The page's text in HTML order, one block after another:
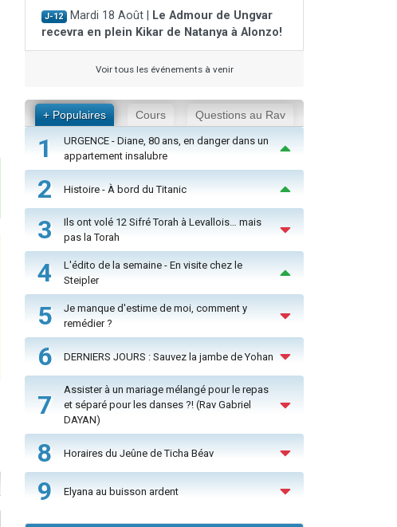
J-12 Mardi 18 Août |
Le Admour de Ungvar
recevra en plein Kikar de Natanya à Alonzo!
Voir tous les événements à venir
+ Populaires Cours Questions au Rav
1
URGENCE - Diane, 80 ans, en danger dans un
appartement insalubre
2 Histoire - À bord du Titanic
3
Ils ont volé 12 Sifré Torah à Levallois… mais
pas la Torah
4
L'édito de la semaine - En visite chez le
Steipler
5
Je manque d'estime de moi, comment y
remédier ?
6 DERNIERS JOURS : Sauvez la jambe de Yohan
7
Assister à un mariage mélangé pour le repas
et séparé pour les danses ?! (Rav Gabriel
DAYAN)
8 Horaires du Jeûne de Ticha Béav
9 Elyana au buisson ardent